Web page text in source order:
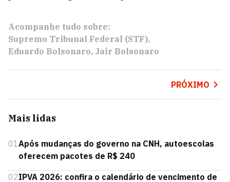
Acompanhe tudo sobre:
Supremo Tribunal Federal (STF)
Eduardo Bolsonaro Jair Bolsonaro
PRÓXIMO
Mais lidas
01Após mudanças do governo na CNH, autoescolas
oferecem pacotes de R$ 240
02IPVA 2026: confira o calendário de vencimento de